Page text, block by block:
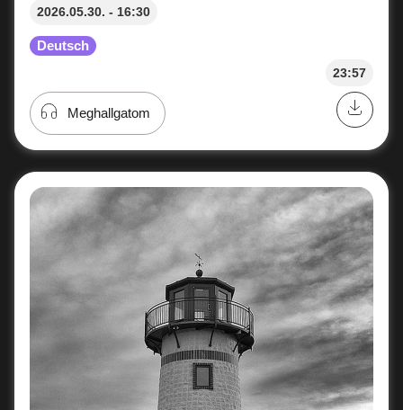
2026.05.30. - 16:30
Deutsch
23:57
Meghallgatom